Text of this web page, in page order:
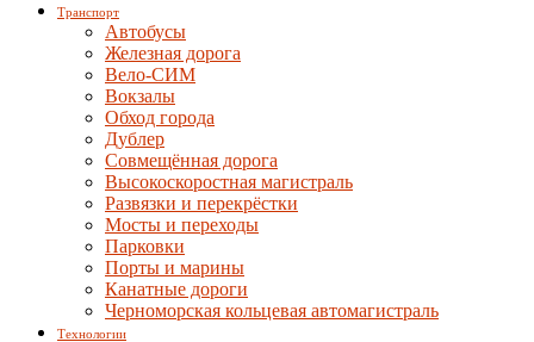
Транспорт
Автобусы
Железная дорога
Вело-СИМ
Вокзалы
Обход города
Дублер
Совмещённая дорога
Высокоскоростная магистраль
Развязки и перекрёстки
Мосты и переходы
Парковки
Порты и марины
Канатные дороги
Черноморская кольцевая автомагистраль
Технологии